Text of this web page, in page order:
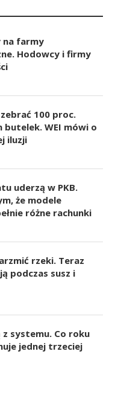
na farmy
Hodowcy i firmy
zebrać 100 proc.
WEI mówi o
iluzji
uderzą w PKB.
że modele
różne rachunki
rzeki. Teraz
podczas susz i
z systemu. Co roku
jednej trzeciej